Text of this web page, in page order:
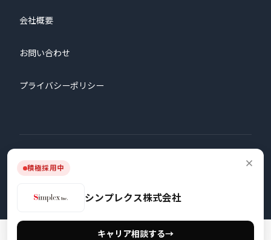
積極採用中
シンプレクス株式会社
キャリア相談する→
会社概要
お問い合わせ
プライバシーポリシー